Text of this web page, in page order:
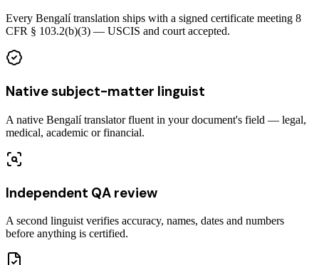
Every Bengalí translation ships with a signed certificate meeting 8
CFR § 103.2(b)(3) — USCIS and court accepted.
Native subject-matter linguist
A native Bengalí translator fluent in your document's field — legal,
medical, academic or financial.
Independent QA review
A second linguist verifies accuracy, names, dates and numbers
before anything is certified.